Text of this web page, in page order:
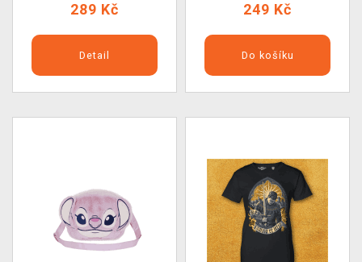
289 Kč
Detail
249 Kč
Do košíku